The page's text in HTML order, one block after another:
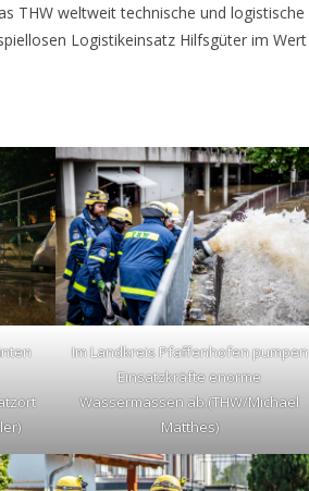
THW weltweit technische und logistische
Logistikeinsatz Hilfsgüter im Wert
Im Landkreis Pfaffenhofen pumpen
Einsatzkräfte enorme
Wassermassen ab.(THW/Michael
Matthes)